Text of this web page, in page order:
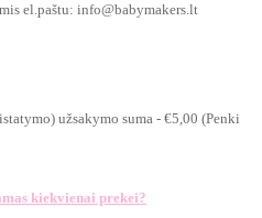
el.paštu: info@babymakers.lt
užsakymo suma - €5,00 (Penki
kiekvienai prekei?